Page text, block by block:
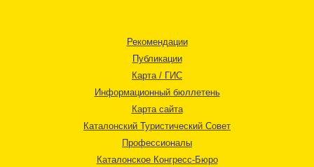
Рекомендации
Публикации
Карта / ГИС
Информационный бюллетень
Карта сайта
Каталонский Туристический Совет
Профессионалы
Каталонское Конгресс-Бюро